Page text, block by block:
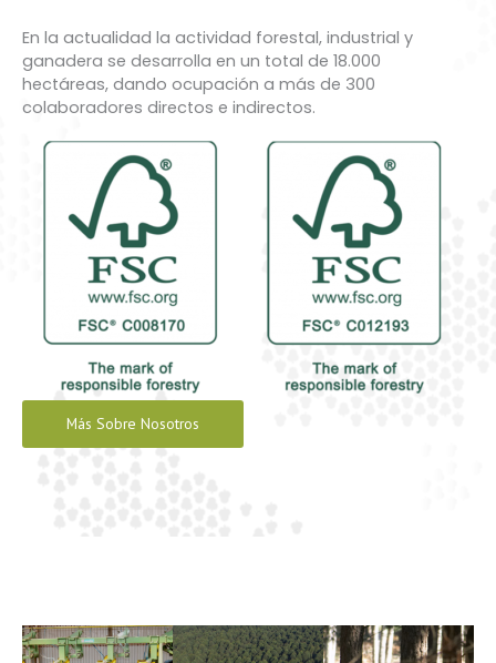
En la actualidad la actividad forestal, industrial y
ganadera se desarrolla en un total de 18.000
hectáreas, dando ocupación a más de 300
colaboradores directos e indirectos.
Más Sobre Nosotros